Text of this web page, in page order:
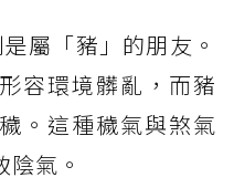
屬「豬」的朋友。
容環境髒亂，而豬
。這種穢氣與煞氣
氣。